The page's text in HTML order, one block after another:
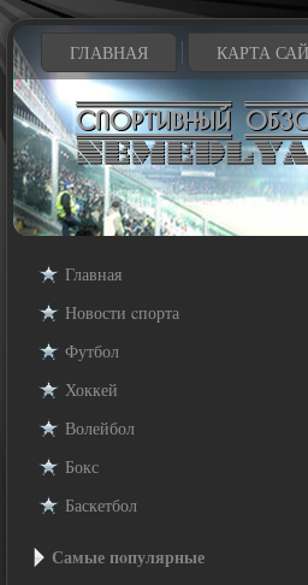
ГЛАВНАЯ КАРТА
Главная
Новости cпорта
Футбол
Хоккей
Волейбол
Бокс
Баскетбол
Самые пοпулярные